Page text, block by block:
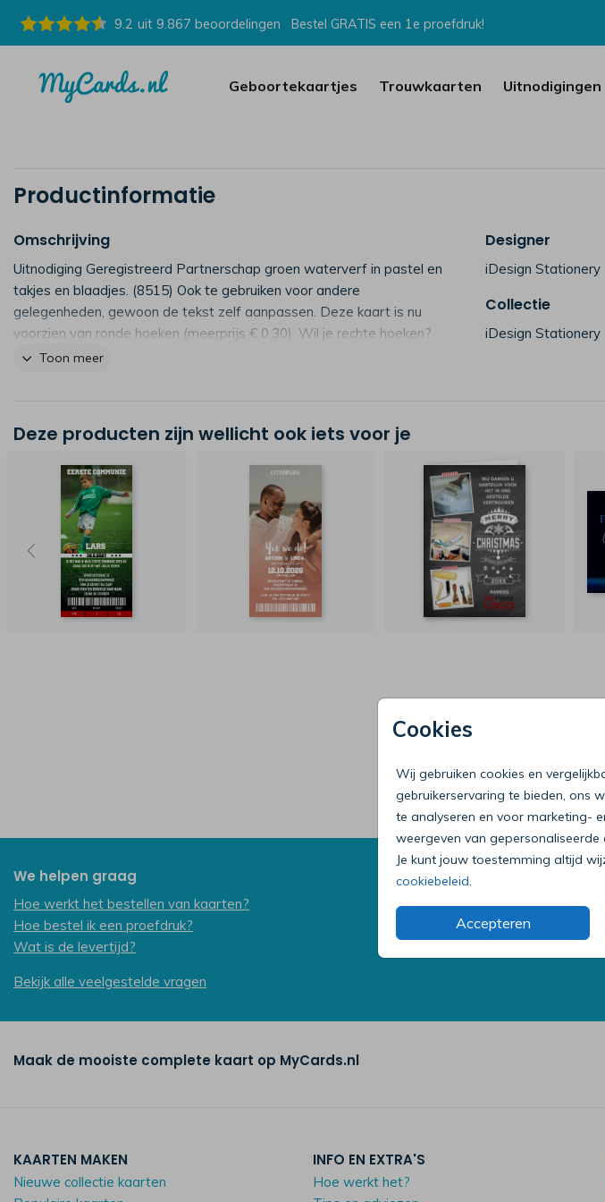
9.2 uit 9.867 beoordelingen Bestel GRATIS een 1e proefdruk!
Geboortekaartjes Trouwkaarten Uitnodigingen
Cookies
Wij gebruiken cookies en
gebruikerservaring te bieden, ons
te analyseren en voor marketing-
weergeven van gepersonaliseerde
Je kunt jouw toestemming altijd
cookiebeleid
Accepteren
Productinformatie
Omschrijving
Uitnodiging Geregistreerd Partnerschap groen waterverf in pastel en
takjes en blaadjes. (8515) Ook te gebruiken voor andere
gelegenheden, gewoon de tekst zelf aanpassen. Deze kaart is nu
voorzien van ronde hoeken (meerprijs € 0,30). Wil je rechte hoeken?
Zet het om bij achtergrond in de kaartenmaker.
Toon meer
Designer
iDesign Stationery
Collectie
iDesign Stationery
Deze producten zijn wellicht ook iets voor je
We helpen graag
Hoe werkt het bestellen van kaarten?
Hoe bestel ik een proefdruk?
Wat is de levertijd?
Bekijk alle veelgestelde vragen
Bel onze klantenservice
Op werkdagen van 09:00 tot
Mailen mag ook:
Maak de mooiste complete kaart op MyCards.nl
KAARTEN MAKEN
Nieuwe collectie kaarten
INFO EN EXTRA'S
Hoe werkt het?